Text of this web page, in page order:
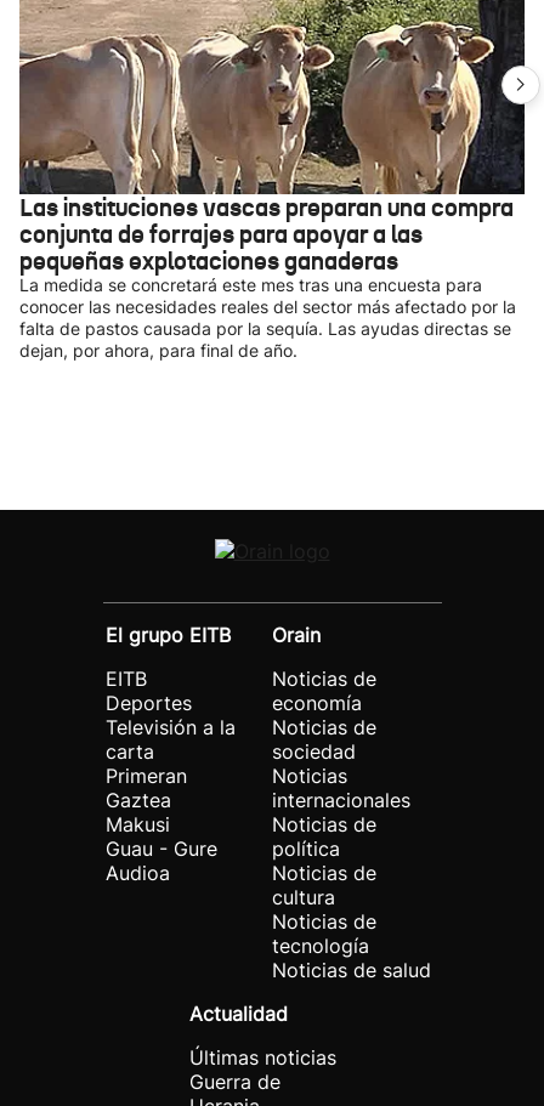
Las instituciones vascas preparan una compra
conjunta de forrajes para apoyar a las
pequeñas explotaciones ganaderas
La medida se concretará este mes tras una encuesta para
conocer las necesidades reales del sector más afectado por la
falta de pastos causada por la sequía. Las ayudas directas se
dejan, por ahora, para final de año.
El grupo EITB
EITB
Deportes
Televisión a la
carta
Primeran
Gaztea
Makusi
Guau - Gure
Audioa
Orain
Noticias de
economía
Noticias de
sociedad
Noticias
internacionales
Noticias de
política
Noticias de
cultura
Noticias de
tecnología
Noticias de salud
Actualidad
Últimas noticias
Guerra de